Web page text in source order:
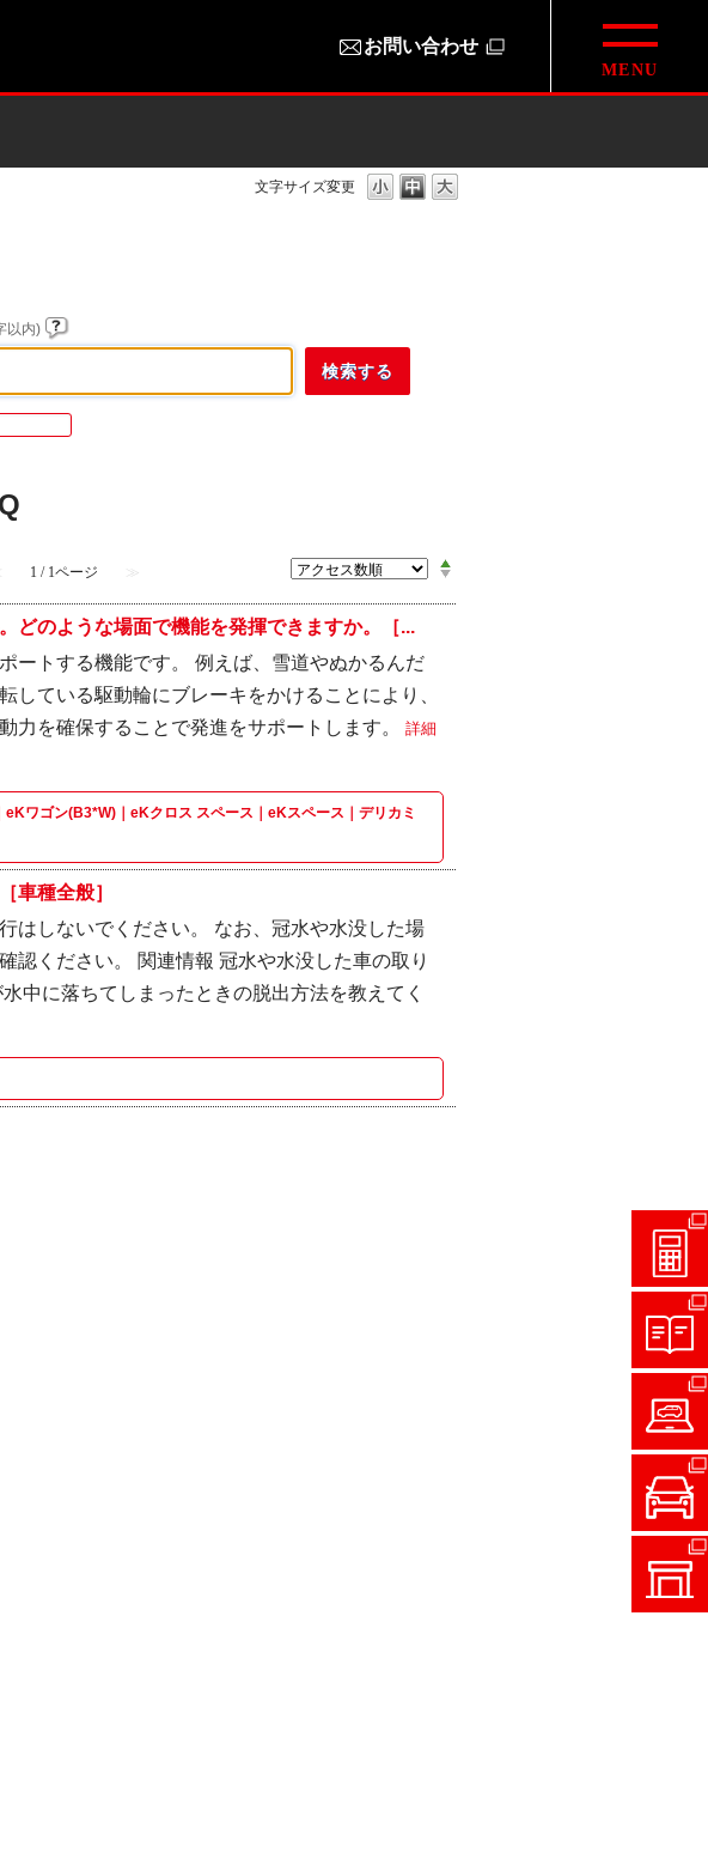
お問い合わせ
文字サイズ変更
以内)
1 / 1ページ ≫
どのような場面で機能を発揮できますか。［...
ートする機能です。 例えば、雪道やぬかるんだ
している駆動輪にブレーキをかけることにより、
力を確保することで発進をサポートします。 詳細
ワゴン(B3*W)｜eKクロス スペース｜eKスペース｜デリカミ
車種全般］
はしないでください。 なお、冠水や水没した場
認ください。 関連情報 冠水や水没した車の取り
中に落ちてしまったときの脱出方法を教えてく